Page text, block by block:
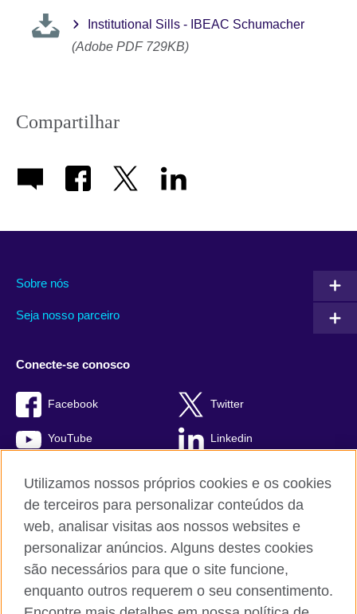
Institutional Sills - IBEAC Schumacher
(Adobe PDF 729KB)
Compartilhar
Sobre nós
Seja nosso parceiro
Conecte-se conosco
Facebook Twitter
YouTube Linkedin
British Council global
Comentários e reclamações
Política de privacidade e termos de uso
Utilizamos nossos próprios cookies e os cookies
de terceiros para personalizar conteúdos da
web, analisar visitas aos nossos websites e
personalizar anúncios. Alguns destes cookies
são necessários para que o site funcione,
enquanto outros requerem o seu consentimento.